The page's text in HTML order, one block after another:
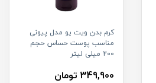
کرم بدن ویت یو مدل پیونی
مناسب پوست حساس حجم
200 میلی لیتر
349,900 تومان